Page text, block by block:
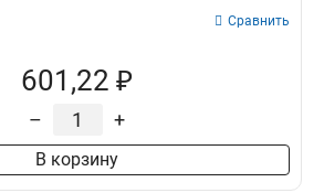
Сравнить
601,22 ₽
– +
В корзину